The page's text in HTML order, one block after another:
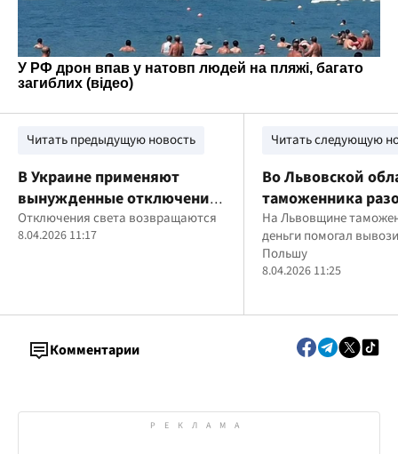
Читать предыдущую новость
В Украине применяют
вынужденные отключения
света: когда будут
действовать ограничения
Отключения света возвращаются
8.04.2026 11:17
Читать следующую
Во Львовской
таможенника
на схеме
вывоза валюты
На Львовщине
деньги помогал
Польшу
8.04.2026 11:25
Комментарии